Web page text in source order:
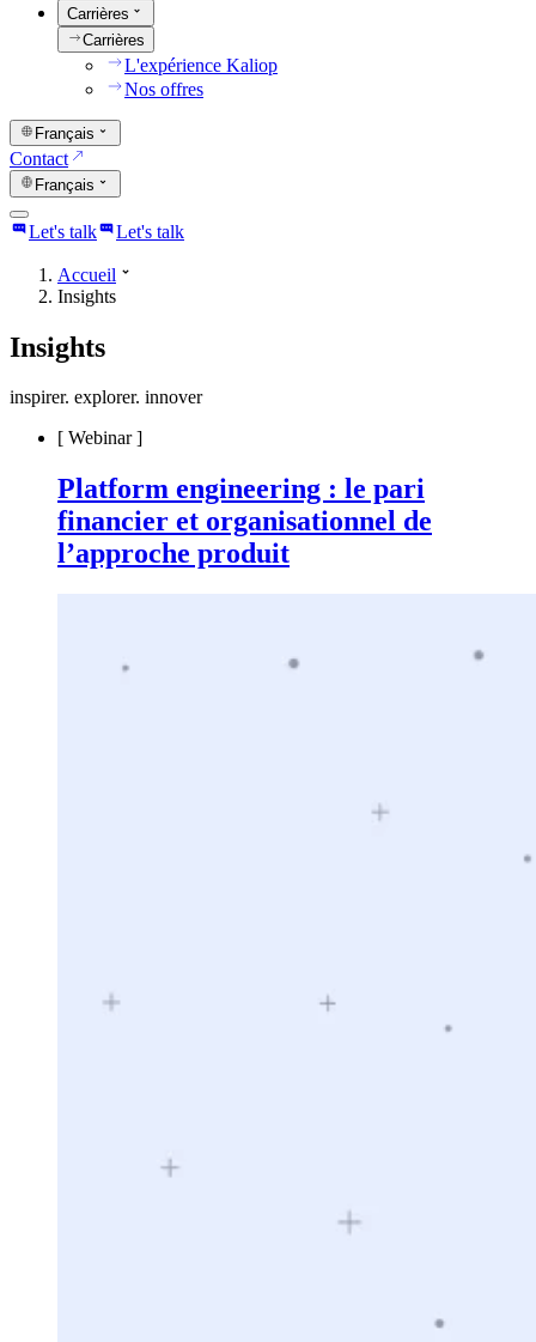
Carrières
Carrières
L'expérience Kaliop
Nos offres
Français
Contact
Français
Let's talk Let's talk
Accueil
Insights
Insights
inspirer. explorer. innover
[ Webinar]
Platform engineering : le pari
financier et organisationnel de
l’approche produit